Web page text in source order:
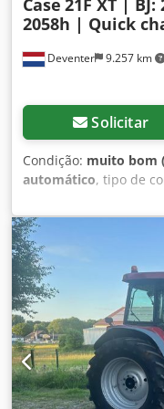
Deventer 9.257 km
Case 21F XT |
2058h | Quick
Solicitar
Condição: muito bom
automático, tipo de
,
funcionamento:2.058
opções e acessórios =
CD = Notas = Dkedszp
esteiras CASE 21F XT,
2.058 horas de
compacta e potente é
se em excelente
máquina está pronta
trabalhos de
pavimentação e